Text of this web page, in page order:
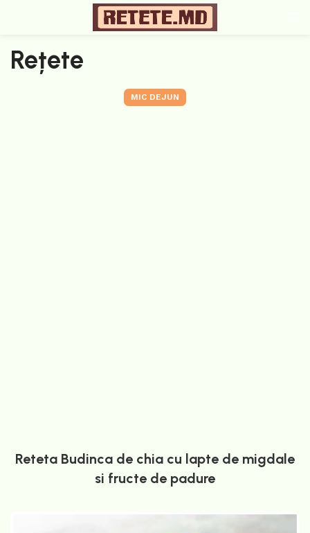
Rețete
MIC DEJUN
Reteta Budinca de chia cu lapte de migdale
si fructe de padure